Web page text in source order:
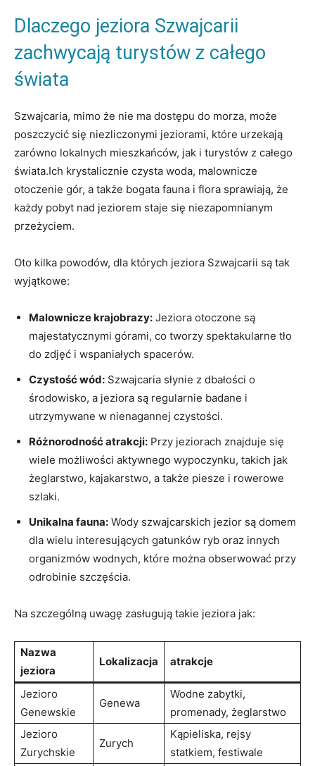
Dlaczego jeziora Szwajcarii
zachwycają turystów z całego
świata
Szwajcaria, mimo że nie ma dostępu do morza, może
poszczycić się niezliczonymi jeziorami, które urzekają
zarówno lokalnych mieszkańców, jak i turystów z całego
świata.Ich krystalicznie czysta woda, malownicze
otoczenie gór, a także bogata fauna i flora sprawiają, że
każdy pobyt nad jeziorem staje się niezapomnianym
przeżyciem.
Oto kilka powodów, dla których jeziora Szwajcarii są tak
wyjątkowe:
Malownicze krajobrazy: Jeziora otoczone są
majestatycznymi górami, co tworzy spektakularne tło
do zdjęć i wspaniałych spacerów.
Czystość wód: Szwajcaria słynie z dbałości o
środowisko, a jeziora są regularnie badane i
utrzymywane w nienagannej czystości.
Różnorodność atrakcji: Przy jeziorach znajduje się
wiele możliwości aktywnego wypoczynku, takich jak
żeglarstwo, kajakarstwo, a także piesze i rowerowe
szlaki.
Unikalna fauna: Wody szwajcarskich jezior są domem
dla wielu interesujących gatunków ryb oraz innych
organizmów wodnych, które można obserwować przy
odrobinie szczęścia.
Na szczególną uwagę zasługują takie jeziora jak:
Nazwa
jeziora
Lokalizacja atrakcje
Jezioro
Genewskie
Genewa
Wodne zabytki,
promenady, żeglarstwo
Jezioro
Zurychskie
Zurych
Kąpieliska, rejsy
statkiem, festiwale